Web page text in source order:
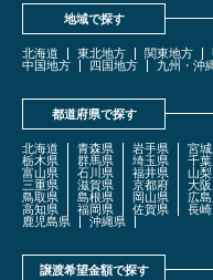
地域で探す
北海道 東北地方 関東地方
中国地方
四国地方 九州・沖
都道府県で探す
北海道 青森県 岩手県 宮
栃木県
群馬県 埼玉県 千
富山県
石川県 福井県 山
三重県
滋賀県 京都府 大
鳥取県
島根県 岡山県 広
高知県
福岡県 佐賀県 長
鹿児島県
沖縄県
譲渡希望金額で探す